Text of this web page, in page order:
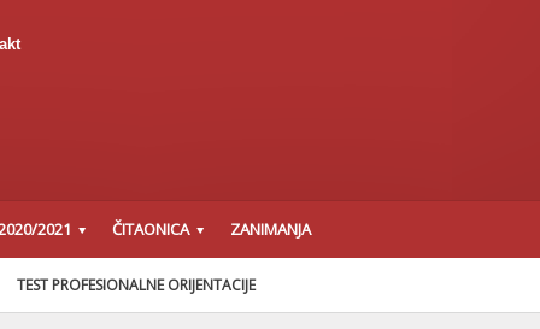
2021 ČITAONICA ZANIMANJA
TEST PROFESIONALNE ORIJENTACIJE